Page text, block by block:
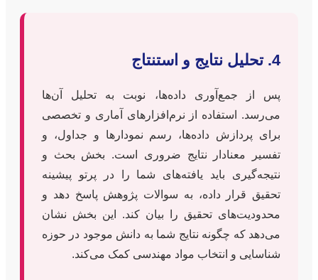
4. تحلیل نتایج و استنتاج
پس از جمع‌آوری داده‌ها، نوبت به تحلیل آن‌ها
می‌رسد. استفاده از نرم‌افزارهای آماری و تخصصی
برای پردازش داده‌ها، رسم نمودارها و جداول، و
تفسیر معنادار نتایج ضروری است. بخش بحث و
نتیجه‌گیری باید یافته‌های شما را در پرتو پیشینه
تحقیق قرار داده، به سوالات پژوهش پاسخ دهد و
محدودیت‌های تحقیق را بیان کند. این بخش نشان
می‌دهد که چگونه نتایج شما به دانش موجود در حوزه
شناسایی و انتخاب مواد مهندسی کمک می‌کند.